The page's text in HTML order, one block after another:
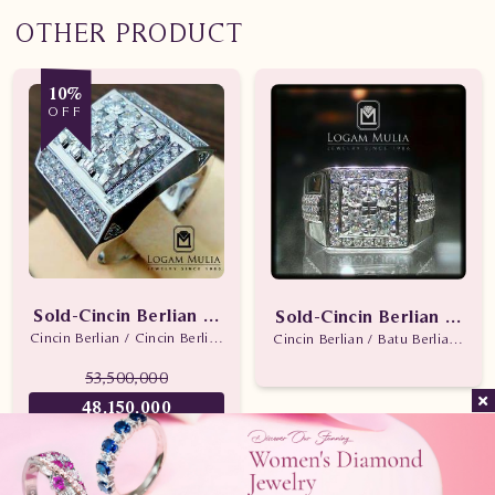
OTHER PRODUCT
10%
OFF
Sold-Cincin Berlian Pria CRMC.MRO359-4R tsss
Cincin Berlian / Cincin Berlian Pria / Batu Berlian
53,500,000
48,150,000
Sold-Cincin Berlian Pria
Cincin Berlian / Batu Berlian /